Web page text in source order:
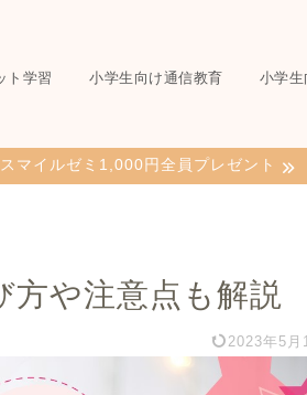
ト学習 小学生向け通信教育 小学
スマイルゼミ1,000円全員プレゼント
方や注意点も解説
2023年5月